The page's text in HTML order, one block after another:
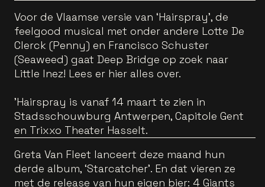
Voor de Vlaamse versie van ‘Hairspray’, de
feelgood musical met onder andere Lotte De
Clerck (Penny) en Francisco Schuster
(Seaweed) gaat Deep Bridge op zoek naar
Little Inez! Lees er hier alles over.
'Hairspray is vanaf 14 maart te zien in
Stadsschouwburg Antwerpen, Capitole Gent
en Trixxo Theater Hasselt.
Greta Van Fleet lanceert deze maand hun
derde album, ‘Starcatcher’. En dat vieren ze
met de release van hun eigen bier: 4 Giants